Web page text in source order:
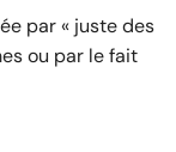
par « juste des
ou par le fait